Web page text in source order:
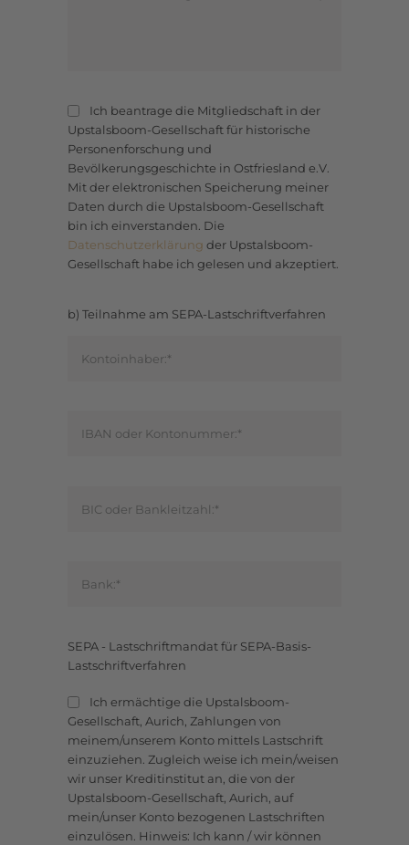
Ich beantrage die Mitgliedschaft in der
Upstalsboom-Gesellschaft für historische
Personenforschung und
Bevölkerungsgeschichte in Ostfriesland e.V.
Mit der elektronischen Speicherung meiner
Daten durch die Upstalsboom-Gesellschaft
bin ich einverstanden. Die
Datenschutzerklärung der Upstalsboom-
Gesellschaft habe ich gelesen und akzeptiert.
b) Teilnahme am SEPA-Lastschriftverfahren
SEPA - Lastschriftmandat für SEPA-Basis-
Lastschriftverfahren
Ich ermächtige die Upstalsboom-
Gesellschaft, Aurich, Zahlungen von
meinem/unserem Konto mittels Lastschrift
einzuziehen. Zugleich weise ich mein/weisen
wir unser Kreditinstitut an, die von der
Upstalsboom-Gesellschaft, Aurich, auf
mein/unser Konto bezogenen Lastschriften
einzulösen. Hinweis: Ich kann / wir können